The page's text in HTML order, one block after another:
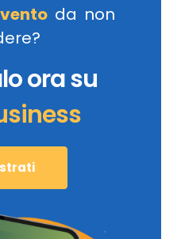
da non
ora su